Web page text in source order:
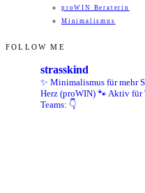
proWIN Beraterin
Minimalismus
FOLLOW ME
strasskind
✨ Minimalismus für mehr
Herz (proWIN) 🐾 Aktiv für
Teams: 👇